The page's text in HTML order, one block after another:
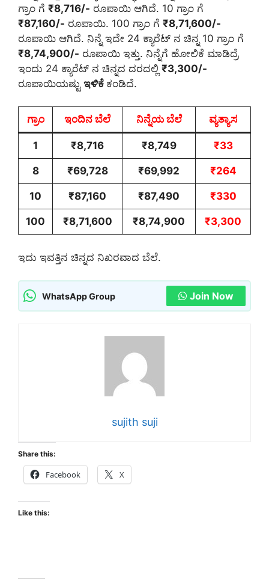
ಗ್ರಾಂ ಗೆ ₹8,716/- ರೂಪಾಯಿ ಆಗಿದೆ. 10 ಗ್ರಾಂ ಗೆ
₹87,160/- ರೂಪಾಯಿ. 100 ಗ್ರಾಂ ಗೆ ₹8,71,600/-
ರೂಪಾಯಿ ಆಗಿದೆ. ನಿನ್ನೆ ಇದೇ 24 ಕ್ಯಾರೆಟ್ ನ ಚಿನ್ನ 10 ಗ್ರಾಂ ಗೆ
₹8,74,900/- ರೂಪಾಯಿ ಇತ್ತು. ನಿನ್ನೆಗೆ ಹೋಲಿಕೆ ಮಾಡಿದ್ರೆ
ಇಂದು 24 ಕ್ಯಾರೆಟ್ ನ ಚಿನ್ನದ ದರದಲ್ಲಿ ₹3,300/-
ರೂಪಾಯಿಯಷ್ಟು ಇಳಿಕೆ ಕಂಡಿದೆ.
ಗ್ರಾಂ ಇಂದಿನ ಬೆಲೆ ನಿನ್ನೆಯ ಬೆಲೆ ವ್ಯತ್ಯಾಸ
1 ₹8,716 ₹8,749 ₹33
8 ₹69,728 ₹69,992 ₹264
10 ₹87,160 ₹87,490 ₹330
100 ₹8,71,600 ₹8,74,900 ₹3,300
ಇದು ಇವತ್ತಿನ ಚಿನ್ನದ ನಿಖರವಾದ ಬೆಲೆ.
WhatsApp Group Join Now
sujith suji
Share this:
Facebook X
Like this: